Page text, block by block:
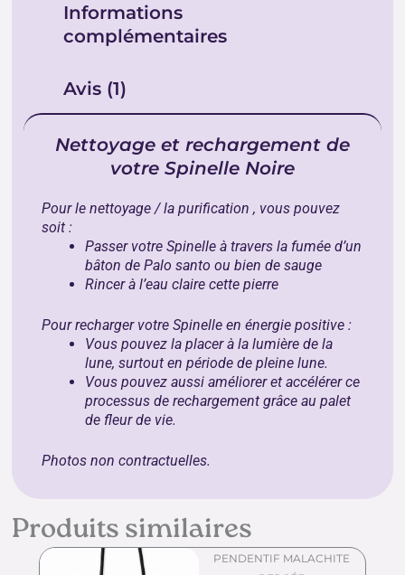
Informations
complémentaires
Avis (1)
Nettoyage et rechargement de
votre Spinelle Noire
Pour le nettoyage / la purification , vous pouvez
soit :
Passer votre Spinelle à travers la fumée d’un
bâton dePalo santo ou bien desauge
Rincer à l’eau claire cette pierre
Pour recharger votre Spinelle en énergie positive :
Vous pouvez la placer à la lumière de la
lune, surtout en période de pleine lune.
Vous pouvez aussi améliorer et accélérer ce
processus de rechargement grâce aupalet
de fleur de vie.
Photos non contractuelles.
Produits similaires
PENDENTIF MALACHITE